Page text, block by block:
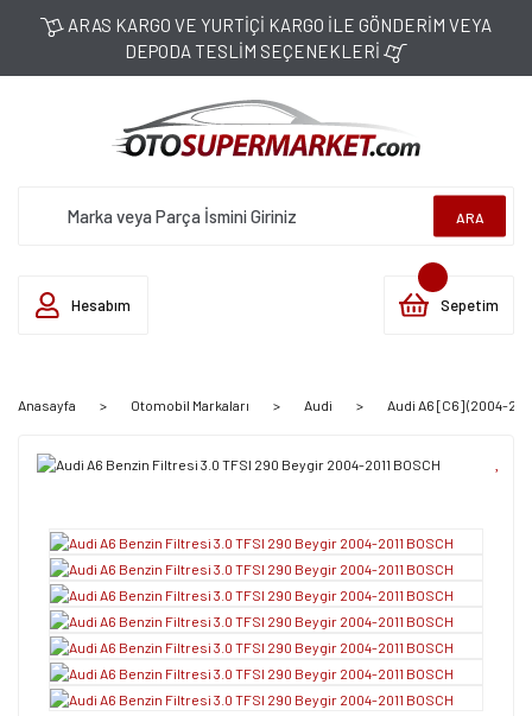
ARAS KARGO VE YURTİÇİ KARGO İLE GÖNDERİM VEYA
DEPODA TESLİM SEÇENEKLERİ
ARA
Hesabım Sepetim
Anasayfa Otomobil Markaları Audi Audi A6 [C6] (2004-